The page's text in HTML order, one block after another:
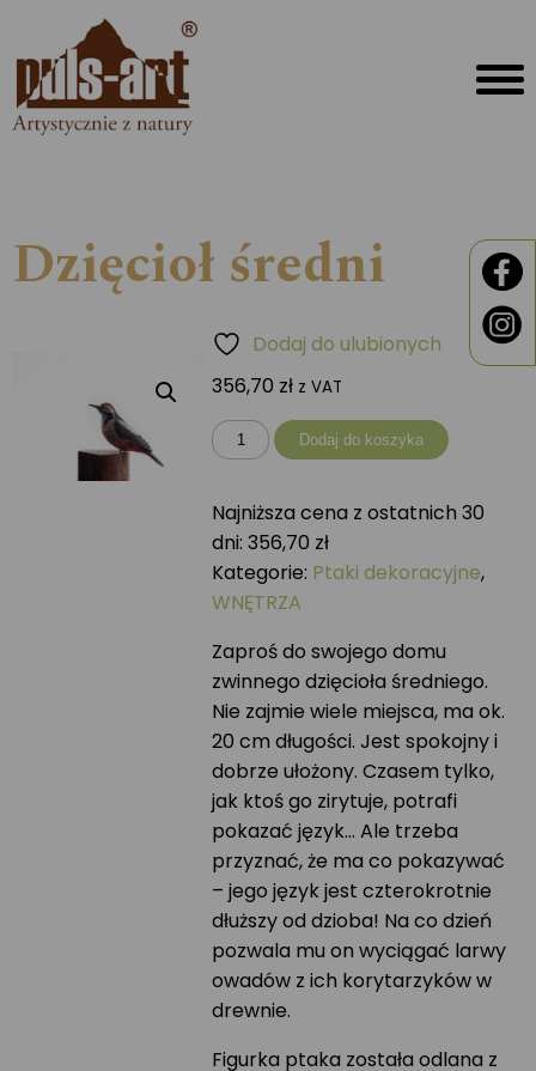
Dzięcioł średni
356,70 zł z VAT
ilość
Dzięcioł
Dodaj do koszyka
Dodaj do ulubionych
Najniższa cena z ostatnich 30
dni: 356,70 zł
Kategorie: Ptaki dekoracyjne,
WNĘTRZA
Zaproś do swojego domu
zwinnego dzięcioła średniego.
Nie zajmie wiele miejsca, ma ok.
20 cm długości. Jest spokojny i
dobrze ułożony. Czasem tylko,
jak ktoś go zirytuje, potrafi
pokazać język… Ale trzeba
przyznać, że ma co pokazywać
– jego język jest czterokrotnie
dłuższy od dzioba! Na co dzień
pozwala mu on wyciągać larwy
owadów z ich korytarzyków w
drewnie.
Figurka ptaka została odlana z